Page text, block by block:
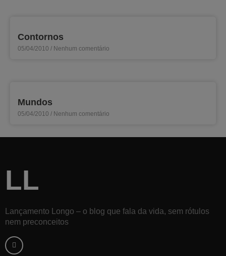
Contornos
05/04/2010 Nenhum comentário
Mundos
05/04/2010 Nenhum comentário
LL
Lançamento Longo – o blog que fala da vida, sem rótulos
nem preconceitos
a
c
e